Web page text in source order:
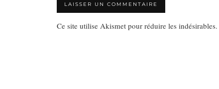
Ce site utilise Akismet pour réduire les indésirables.